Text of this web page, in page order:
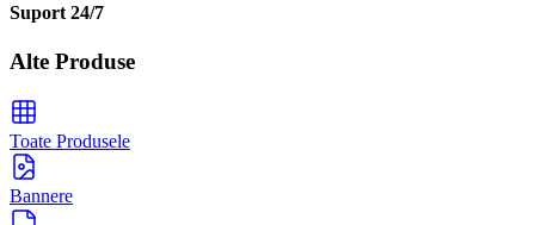
Suport 24/7
Alte Produse
Toate Produsele
Bannere